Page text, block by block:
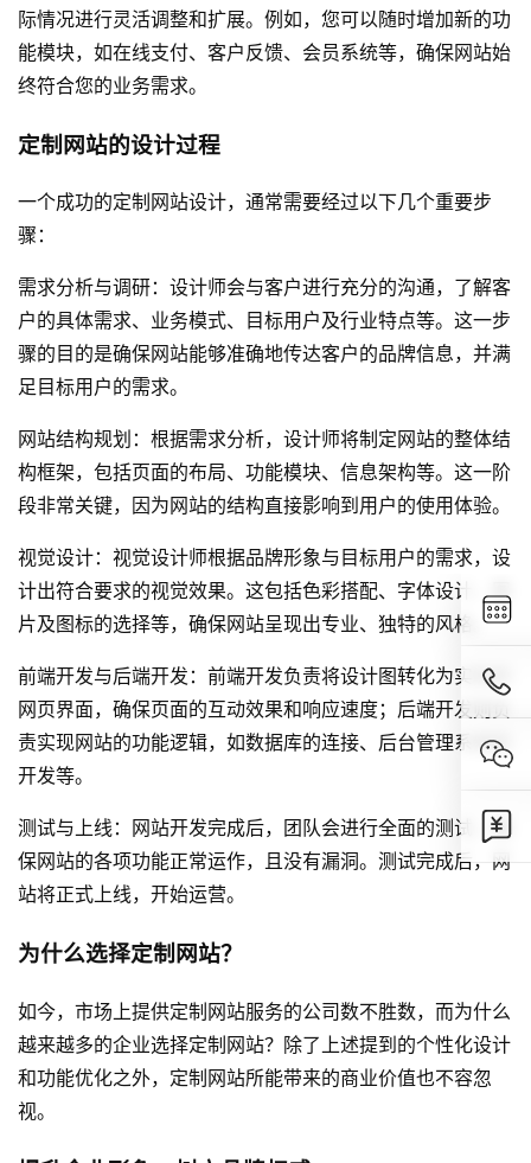
际情况进行灵活调整和扩展。例如，您可以随时增加新的功
能模块，如在线支付、客户反馈、会员系统等，确保网站始
终符合您的业务需求。
定制网站的设计过程
一个成功的定制网站设计，通常需要经过以下几个重要步
骤：
需求分析与调研：设计师会与客户进行充分的沟通，了解客
户的具体需求、业务模式、目标用户及行业特点等。这一步
骤的目的是确保网站能够准确地传达客户的品牌信息，并满
足目标用户的需求。
网站结构规划：根据需求分析，设计师将制定网站的整体结
构框架，包括页面的布局、功能模块、信息架构等。这一阶
段非常关键，因为网站的结构直接影响到用户的使用体验。
视觉设计：视觉设计师根据品牌形象与目标用户的需求，设
计出符合要求的视觉效果。这包括色彩搭配、字体设计、图
片及图标的选择等，确保网站呈现出专业、独特的风格。
前端开发与后端开发：前端开发负责将设计图转化为实际的
网页界面，确保页面的互动效果和响应速度；后端开发则负
责实现网站的功能逻辑，如数据库的连接、后台管理系统的
开发等。
测试与上线： 网站开发完成后，团队会进行全面的测试，确
保网站的各项功能正常运作，且没有漏洞。测试完成后，网
站将正式上线，开始运营。
为什么选择定制网站？
如今，市场上提供定制网站服务的公司数不胜数，而为什么
越来越多的企业选择定制网站？除了上述提到的个性化设计
和功能优化之外，定制网站所能带来的商业价值也不容忽
视。